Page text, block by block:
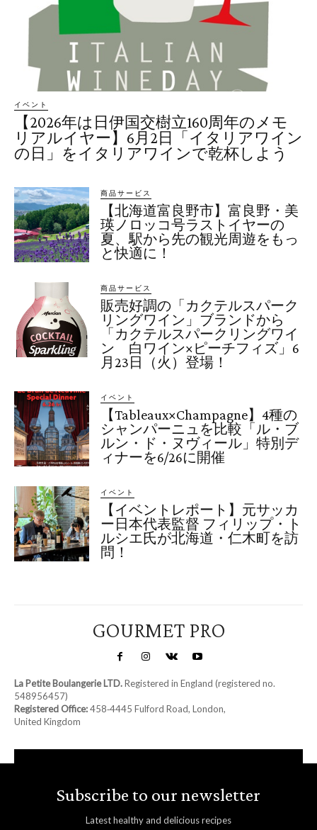
イベント
【2026年は日伊国交樹立160周年のメモ
リアルイヤー】6月2日「イタリアワイン
の日」をイタリアワインで乾杯しよう
商品サービス
【北海道富良野市】富良野・美
瑛ノロッコ号ラストイヤーの
夏、駅から先の観光周遊をもっ
と快適に！
商品サービス
販売好調の「カクテルスパーク
リングワイン」ブランドから
「カクテルスパークリングワイ
ン 白ワイン×ピーチフィズ」6
月23日（火）登場！
イベント
【Tableaux×Champagne】4種の
シャンパーニュを比較「ル・ブ
ルン・ド・ヌヴィール」特別デ
ィナーを6/26に開催
イベント
【イベントレポート】元サッカ
ー日本代表監督 フィリップ・ト
ルシエ氏が北海道・仁木町を訪
問！
GOURMET PRO
La Petite Boulangerie LTD.Registered in England (registered no.
548956457)
Registered Office:458‑4445 Fulford Road, London,
United Kingdom
Subscribe to our newsletter
Latest healthy and delicious recipes